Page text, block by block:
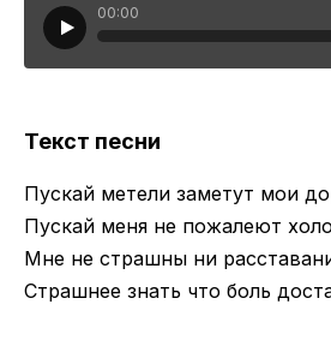
00:00
Текст песни
Пускай метели заметут мои
Пускай меня не пожалеют
Мне не страшны ни
Страшнее знать что боль